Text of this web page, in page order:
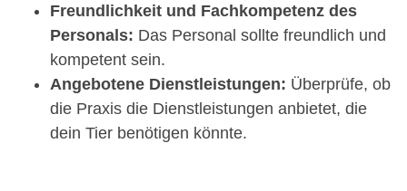
Freundlichkeit und Fachkompetenz des
Personals: Das Personal sollte freundlich und
kompetent sein.
Angebotene Dienstleistungen: Überprüfe, ob
die Praxis die Dienstleistungen anbietet, die
dein Tier benötigen könnte.